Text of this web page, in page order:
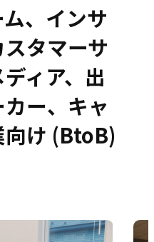
、インサ
タマーサ
ィア、出
ー、キャ
向け (BtoB)